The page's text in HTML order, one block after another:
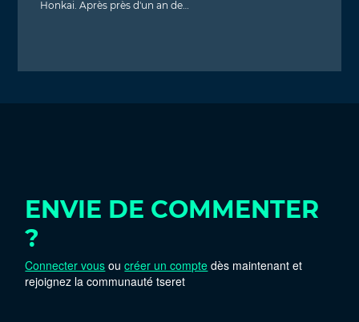
Honkai. Après près d'un an de…
ENVIE DE COMMENTER
?
Connecter vous oucréer un compte dès maintenant et
rejoignez la communauté tseret